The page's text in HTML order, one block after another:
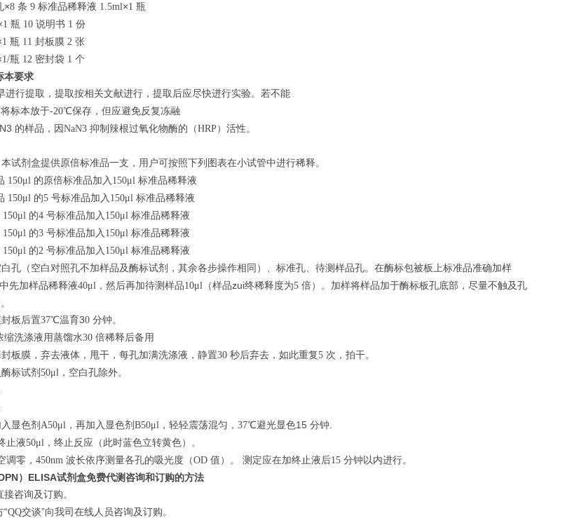
×8 条 9 标准品稀释液 1.5ml×1 瓶
1 瓶 10 说明书 1 份
1 瓶 11 封板膜 2 张
1/瓶 12 密封袋 1 个
本要求
进行提取，提取按相关文献进行，提取后应尽快进行实验。若不能
标本放于-20℃保存，但应避免反复冻融
的样品，因NaN3 抑制辣根过氧化物酶的（HRP）活性。
试剂盒提供原倍标准品一支，用户可按照下列图表在小试管中进行稀释。
150μl 的原倍标准品加入 150μl 标准品稀释液
150μl 的5 号标准品加入 150μl 标准品稀释液
150μl 的4 号标准品加入 150μl 标准品稀释液
150μl 的3 号标准品加入 150μl 标准品稀释液
150μl 的2 号标准品加入 150μl 标准品稀释液
孔（空白对照孔不加样品及酶标试剂，其余各步操作相同）、标准孔、待测样品孔。在酶标包被板上标准品准确加样
先加样品稀释液40μl ，然后再加待测样品10μl （样品zui终稀释度为5 倍）。加样将样品加于酶标板孔底部，尽量不触及孔
板后置37℃温育30 分钟。
缩洗涤液用蒸馏水30 倍稀释后备用
板膜，弃去液体，甩干，每孔加满洗涤液，静置30 秒后弃去，如此重复5 次，拍干。
标试剂50μl ，空白孔除外。
显色剂A50μl ，再加入显色剂 B50μl ，轻轻震荡混匀， 37℃避光显色15 分钟.
止液50μl ，终止反应（此时蓝色立转黄色）。
调零， 450nm 波长依序测量各孔的吸光度（OD 值）。 测定应在加终止液后15 分钟以内进行。
）ELISA试剂盒免费代测咨询和订购的方法
咨询及订购。
“QQ交谈”向我司在线人员咨询及订购。